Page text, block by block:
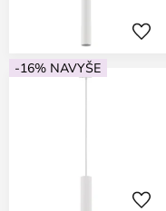
-16% NAVYŠE